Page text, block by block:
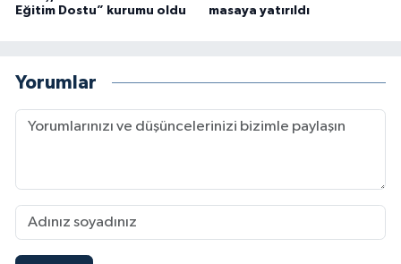
Eğitim Dostu” kurumu oldu
masaya yatırıldı
Yorumlar